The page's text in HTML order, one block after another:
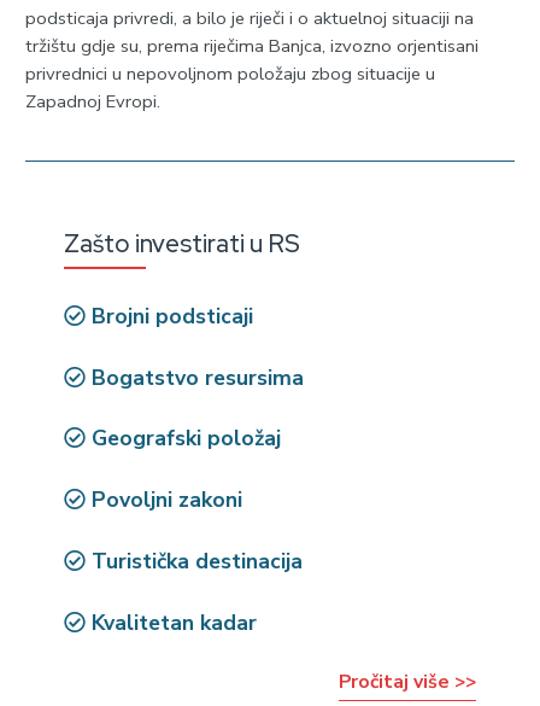
podsticaja privredi, a bilo je riječi i o aktuelnoj situaciji na
tržištu gdje su, prema riječima Banjca, izvozno orjentisani
privrednici u nepovoljnom položaju zbog situacije u
Zapadnoj Evropi.
Zašto investirati u RS
Brojni podsticaji
Bogatstvo resursima
Geografski položaj
Povoljni zakoni
Turistička destinacija
Kvalitetan kadar
Pročitaj više >>